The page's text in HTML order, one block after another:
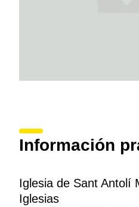
Información
Iglesia de Sant Antolí
Iglesias